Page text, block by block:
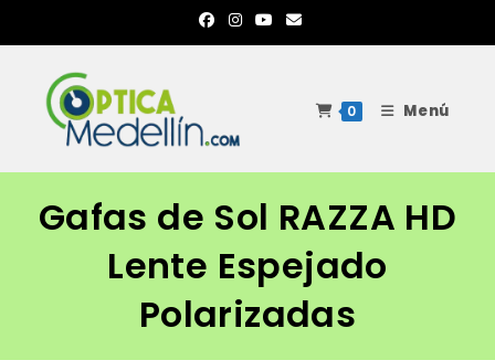
al
contenido
0 Menú
Gafas de Sol RAZZA HD
Lente Espejado
Polarizadas